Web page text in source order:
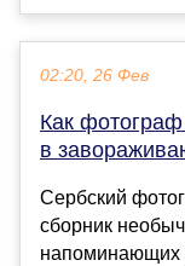
02:20, 26 Фев
Как
в
Сербский
сборник
напоминающих